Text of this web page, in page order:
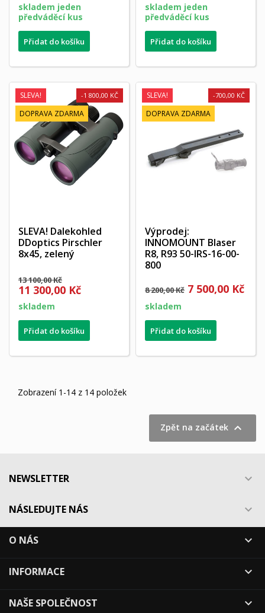
skladem jeden
předváděcí kus
Přidat do košíku
skladem jeden
předváděcí kus
Přidat do košíku
SLEVA!
DOPRAVA ZDARMA
SLEVA! Dalekohled
DDoptics Pirschler
8x45, zelený
13 100,00 Kč
-1 800,00 KČ
11 300,00 Kč
skladem
Přidat do košíku
SLEVA!
DOPRAVA ZDARMA
Výprodej:
INNOMOUNT Blaser
R8, R93 50-IRS-16-00-
800
8 200,00 Kč
-700,00 KČ
7 500,00 Kč
skladem
Přidat do košíku
Zobrazení 1-14 z 14 položek
Zpět na začátek 
NEWSLETTER 
NÁSLEDUJTE NÁS 
O NÁS 
INFORMACE 
NAŠE SPOLEČNOST 